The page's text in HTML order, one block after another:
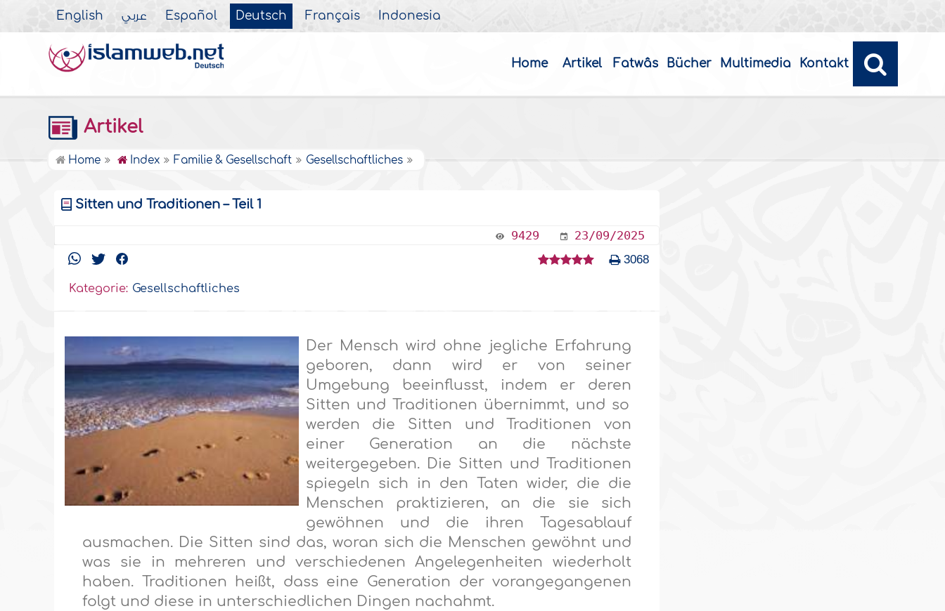
English عربي Español Deutsch Français Indonesia
Home Artikel Fatwâs Bücher Multimedia Kontakt
Artikel
Home Index Familie & Gesellschaft Gesellschaftliches
Sitten und Traditionen – Teil 1
9429 23/09/2025
3068
Kategorie: Gesellschaftliches
Der Mensch wird ohne jegliche Erfahrung
geboren, dann wird er von seiner
Umgebung beeinflusst, indem er deren
Sitten und Traditionen übernimmt, und so
werden die Sitten und Traditionen von
einer Generation an die nächste
weitergegeben. Die Sitten und Traditionen
spiegeln sich in den Taten wider, die die
Menschen praktizieren, an die sie sich
gewöhnen und die ihren Tagesablauf
ausmachen. Die Sitten sind das, woran sich die Menschen gewöhnt und
was sie in mehreren und verschiedenen Angelegenheiten wiederholt
haben. Traditionen heißt, dass eine Generation der vorangegangenen
folgt und diese in unterschiedlichen Dingen nachahmt.